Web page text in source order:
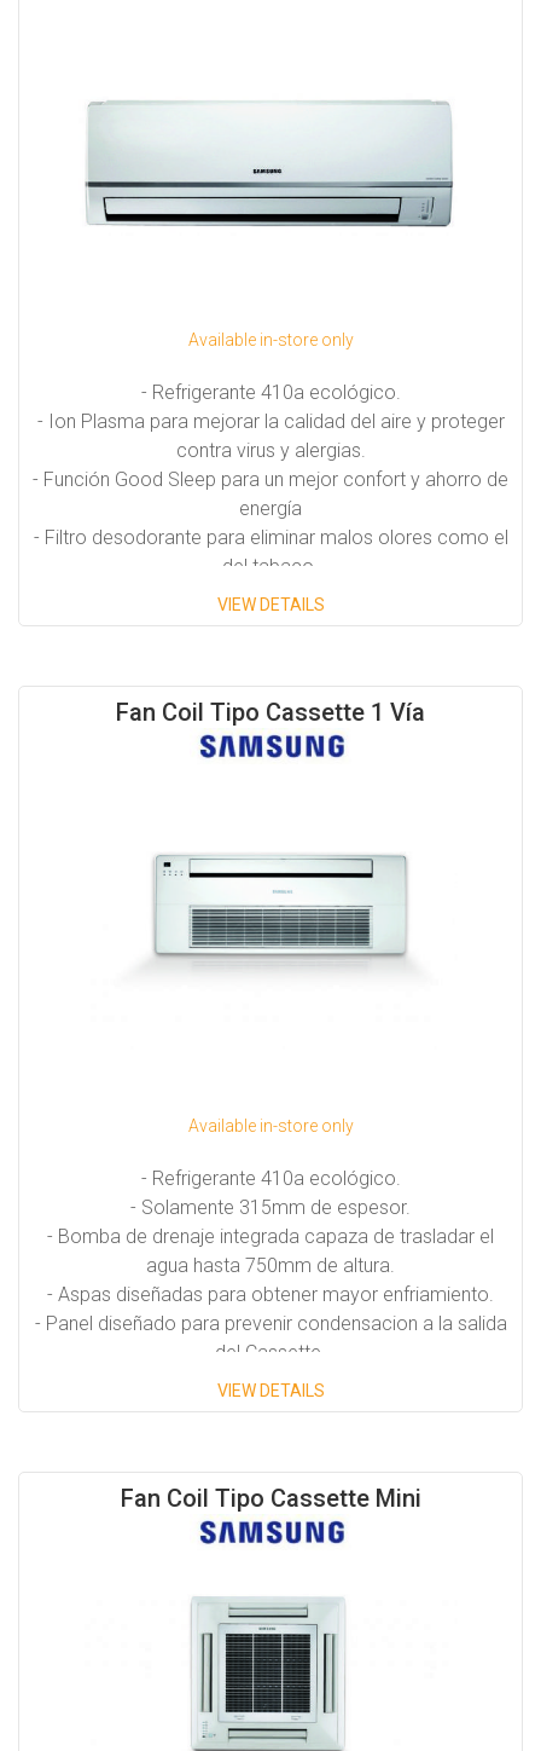
8.0 Tons
sistema.
Available in-store only
- Refrigerante 410a ecológico.
- Ion Plasma para mejorar la calidad del aire y proteger
contra virus y alergias.
- Función Good Sleep para un mejor confort y ahorro de
energía
- Filtro desodorante para eliminar malos olores como el
del tabaco.
Capacidades Disponibles:
6,000 BTU/H
9,500 BTU/H
12,000 BTU/H
VIEW DETAILS
Fan Coil Tipo Cassette 1 Vía
Available in-store only
- Refrigerante 410a ecológico.
- Solamente 315mm de espesor.
- Bomba de drenaje integrada capaza de trasladar el
agua hasta 750mm de altura.
- Aspas diseñadas para obtener mayor enfriamiento.
- Panel diseñado para prevenir condensacion a la salida
del Cassette.
Capacidades Disponiblies:
7,000 BTU/H
9,500 BTU/H
12,000 BTU/H
VIEW DETAILS
Fan Coil Tipo Cassette Mini